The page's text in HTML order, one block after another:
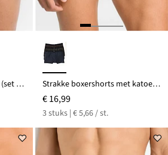
Strakke boxer met katoen (set van 3) Strakke boxershorts met katoen (set van 3)
€ 16,99
3 stuks | € 5,66 / st.